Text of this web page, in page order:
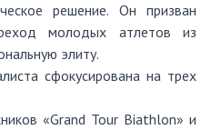
решение. Он призван
молодых атлетов из
элиту.
сфокусирована на трех
«Grand Tour Biathlon» и